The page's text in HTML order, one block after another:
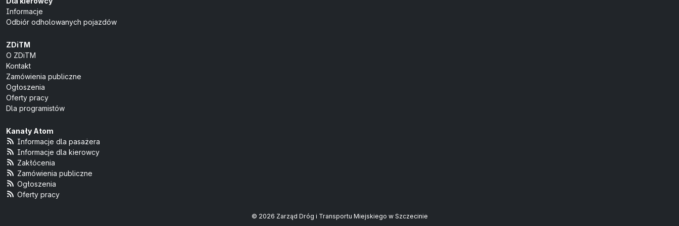
Informacje
Odbiór odholowanych pojazdów
ZDiTM
O ZDiTM
Kontakt
Zamówienia publiczne
Ogłoszenia
Oferty pracy
Dla programistów
Kanały Atom
Informacje dla pasażera
Informacje dla kierowcy
Zakłócenia
Zamówienia publiczne
Ogłoszenia
Oferty pracy
© 2026 Zarząd Dróg i Transportu Miejskiego w Szczecinie